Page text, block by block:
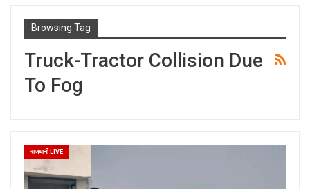
Browsing Tag
Truck-Tractor Collision Due
To Fog
राजधानी LIVE